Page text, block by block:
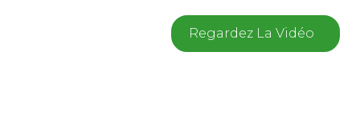
Regardez La Vidéo